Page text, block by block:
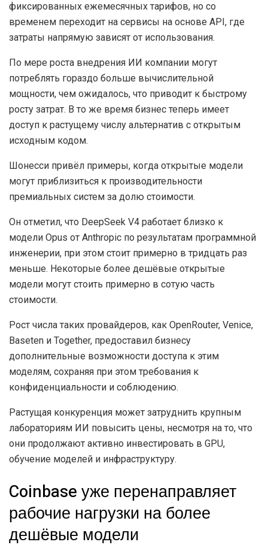
фиксированных ежемесячных тарифов, но со
временем переходит на сервисы на основе API, где
затраты напрямую зависят от использования.
По мере роста внедрения ИИ компании могут
потреблять гораздо больше вычислительной
мощности, чем ожидалось, что приводит к быстрому
росту затрат. В то же время бизнес теперь имеет
доступ к растущему числу альтернатив с открытым
исходным кодом.
Шонесси привёл примеры, когда открытые модели
могут приблизиться к производительности
премиальных систем за долю стоимости.
Он отметил, что DeepSeek V4 работает близко к
модели Opus от Anthropic по результатам программной
инженерии, при этом стоит примерно в тридцать раз
меньше. Некоторые более дешёвые открытые
модели могут стоить примерно в сотую часть
стоимости.
Рост числа таких провайдеров, как OpenRouter, Venice,
Baseten и Together, предоставил бизнесу
дополнительные возможности доступа к этим
моделям, сохраняя при этом требования к
конфиденциальности и соблюдению.
Растущая конкуренция может затруднить крупным
лабораториям ИИ повысить цены, несмотря на то, что
они продолжают активно инвестировать в GPU,
обучение моделей и инфраструктуру.
Coinbase уже перенаправляет
рабочие нагрузки на более
дешёвые модели